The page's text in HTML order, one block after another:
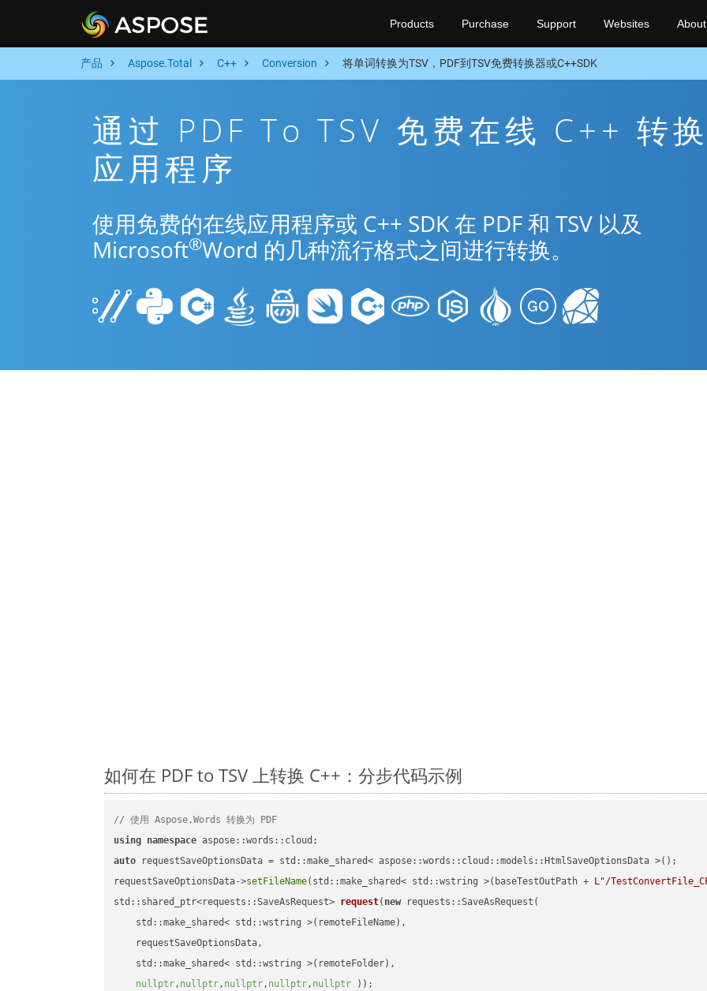
Products Purchase Support Websites About
产品 Aspose.Total C++ Conversion 将单词转换为TSV，PDF到TSV免费转换器或C++SDK
通过 PDF To TSV 免费在线 C++ 转换
应用程序
使用免费的在线应用程序或 C++ SDK 在 PDF 和 TSV 以及
Microsoft®Word 的几种流行格式之间进行转换。
如何在 PDF to TSV 上转换 C++：分步代码示例
// 使用 Aspose.Words 转换为 PDF
using namespace
auto requestSaveOptionsData = std::make_shared< aspose::words::cloud::models::HtmlSaveOptionsData >();
requestSaveOptionsData->setFileName(std::make_shared< std::wstring >(baseTestOutPath + L"/
std::shared_ptr<requests::SaveAsRequest> request( new requests::SaveAsRequest(
    std::make_shared< std::wstring >(remoteFileName),
    requestSaveOptionsData,
    std::make_shared< std::wstring >(remoteFolder),
nullptr, nullptr, nullptr, nullptr, nullptr ))